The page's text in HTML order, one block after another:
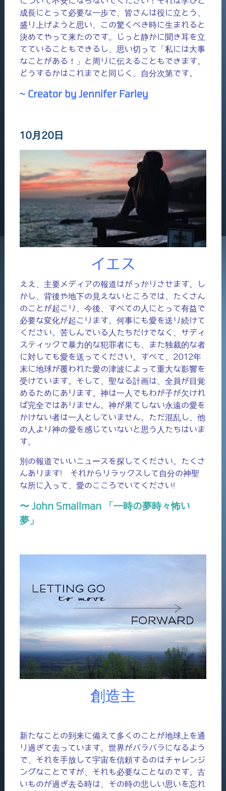
成長にとって必要な一歩で、皆さんは役に立とう、
盛り上げようと思い、この驚くべき時に生まれると
決めてやって来たのです。じっと静かに聞き耳を立
てていることもできるし、思い切って「私には大事
なことがある！」と周りに伝えることもできます。
どうするかはこれまでと同じく、自分次第です。
~ Creator by Jennifer Farley
10月20日
イエス
ええ、主要メディアの報道はがっかりさせます。し
かし、背後や地下の見えないところでは、たくさん
のことが起こり、今後、すべての人にとって有益で
必要な変化が起こります。何事にも愛を送り続けて
ください。苦しんでいる人たちだけでなく、サディ
スティックで暴力的な犯罪者にも、また独裁的な者
に対しても愛を送ってください。すべて、2012年
末に地球が覆われた愛の津波によって重大な影響を
受けています。そして、聖なる計画は、全員が目覚
めるためにあります。神は一人でもわが子が欠けれ
ば完全ではありません。神が果てしない永遠の愛を
かけない者は一人としていません。ただ混乱し、他
の人より神の愛を感じていないと思う人たちはいま
す。
別の報道でいいニュースを探してください。たくさ
んあります! それからリラックスして自分の神聖
な所に入って、愛のこころでいてください!
〜 John Smallman 「一時の夢時々怖い
夢」
創造主
新たなことの到来に備えて多くのことが地球上を通
り過ぎて去っています。世界がバラバラになるよう
で、それを手放して宇宙を信頼するのはチャレンジ
ングなことですが、それも必要なことなのです。古
いものが過ぎ去る時は、その時の悲しい思いを忘れ